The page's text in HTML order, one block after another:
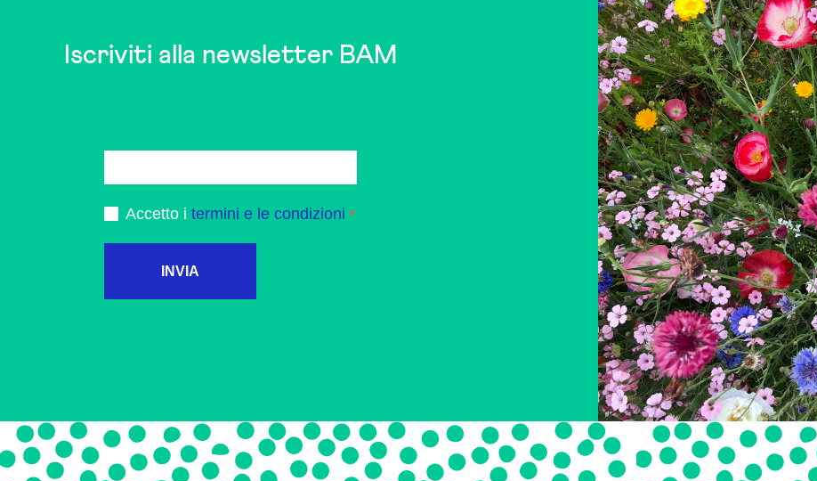
Iscriviti alla newsletter BAM
Accetto i termini e le condizioni
INVIA